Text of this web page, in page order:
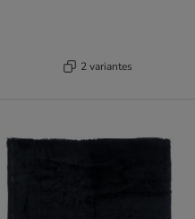
2 variantes